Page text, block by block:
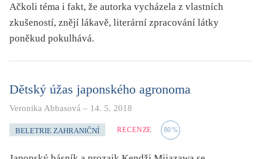
Ačkoli téma i fakt, že autorka vycházela z vlastních
zkušeností, znějí lákavě, literární zpracování látky
poněkud pokulhává.
Dětský úžas japonského agronoma
Veronika Abbasová – 14. 5. 2018
BELETRIE ZAHRANIČNÍ RECENZE 80%